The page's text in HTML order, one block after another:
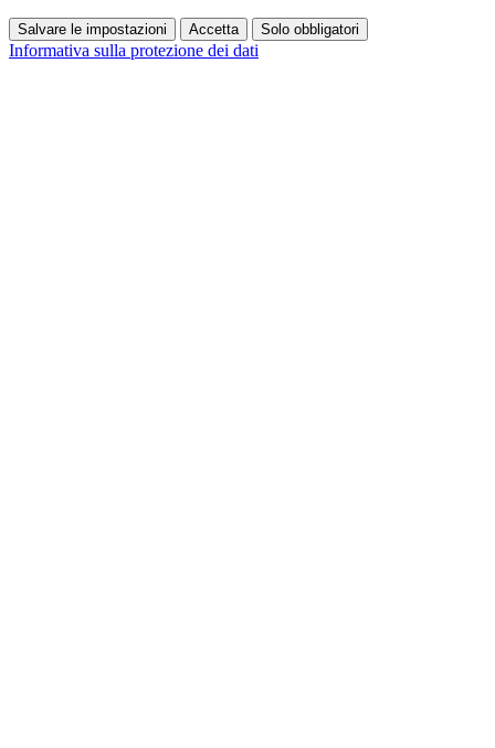
Salvare le impostazioni Accetta Solo obbligatori
Informativa sulla protezione dei dati